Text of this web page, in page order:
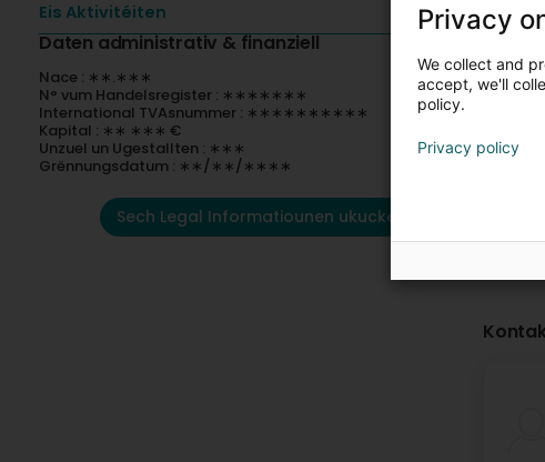
Eis Aktivitéiten
Daten administrativ & finanziell
Nace : ∗∗.∗∗∗
N° vum Handelsregister : ∗∗∗∗∗∗∗
International TVAsnummer : ∗∗∗∗∗∗∗∗∗∗
Kapital : ∗∗ ∗∗∗ €
Unzuel un Ugestallten : ∗∗∗
Grënnungsdatum : ∗∗/∗∗/∗∗∗∗
Sech Legal Informatiounen ukucken
Privacy
We collect and
accept, we'll
policy.
Privacy policy